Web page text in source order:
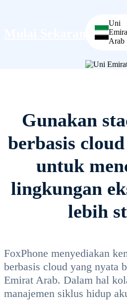
Mulai Sekarang
Uni
Arab
Gunakan
berbasis
untuk
lingkungan
lebih
FoxPhone menyediakan
berbasis cloud yang nyata
Emirat Arab. Dalam hal
manajemen siklus hidup